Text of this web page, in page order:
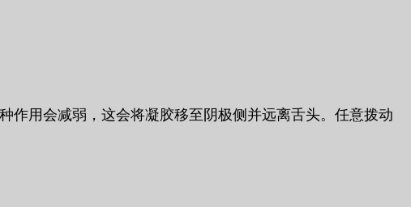
作用会减弱，这会将凝胶移至阴极侧并远离舌头。任意拨动